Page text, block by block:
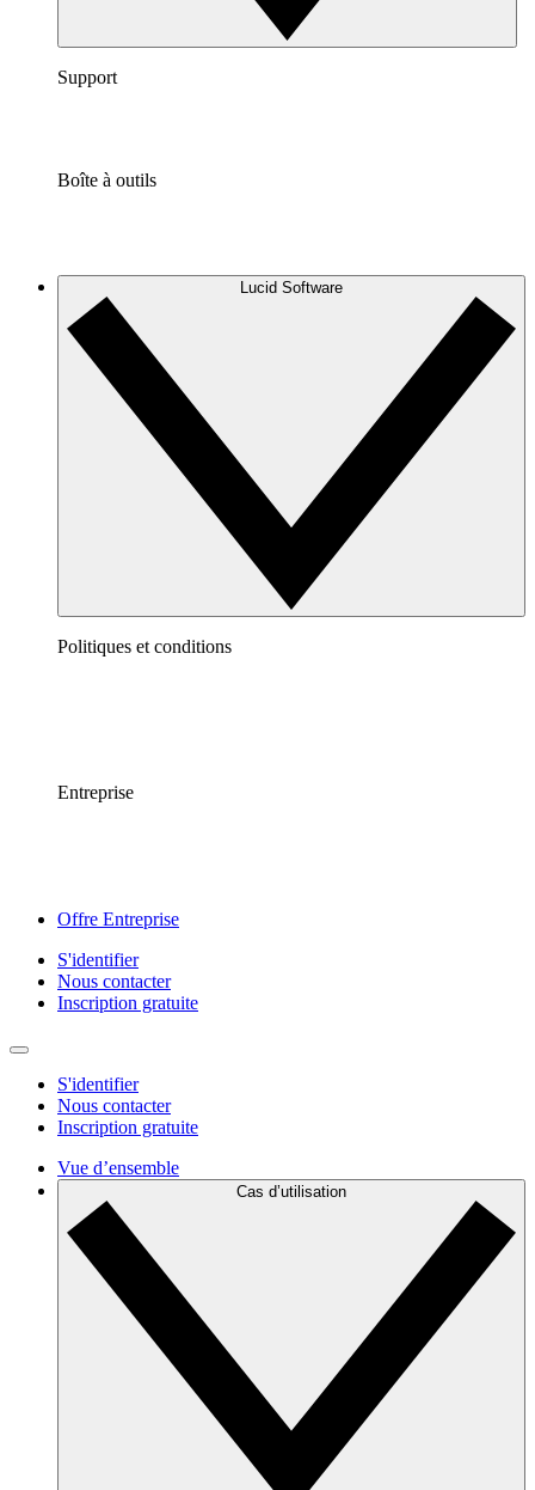
Support
Boîte à outils
Lucid Software
Politiques et conditions
Entreprise
Offre Entreprise
S'identifier
Nous contacter
Inscription gratuite
S'identifier
Nous contacter
Inscription gratuite
Vue d’ensemble
Cas d’utilisation